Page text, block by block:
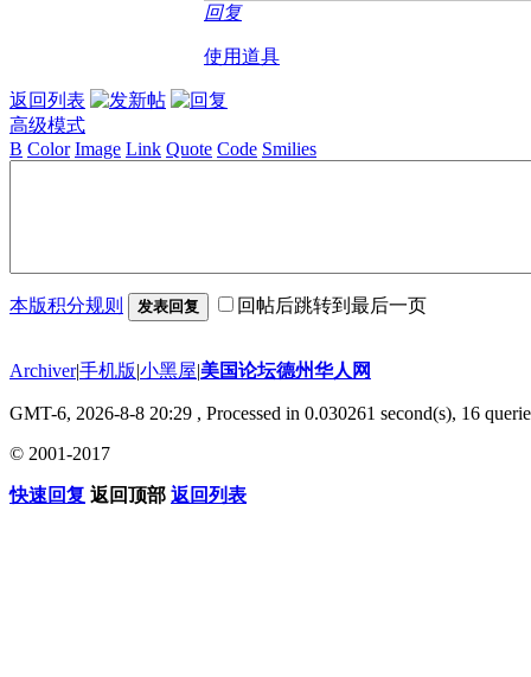
回复
使用道具
返回列表
高级模式
B Color Image Link Quote Code Smilies
本版积分规则 发表回复 回帖后跳转到最后一页
Archiver|手机版|小黑屋|美国论坛德州华人网
GMT-6, 2026-8-8 20:29 , Processed in 0.030261 second(s), 16
© 2001-2017
快速回复 返回顶部 返回列表